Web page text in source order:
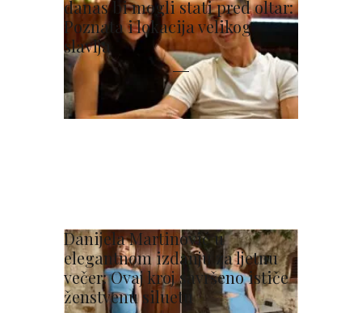
danas bi mogli stati pred oltar:
Poznata i lokacija velikog
slavlja
Danijela Martinović u
elegantnom izdanju za ljetnu
večer: Ovaj kroj savršeno ističe
ženstvenu siluetu